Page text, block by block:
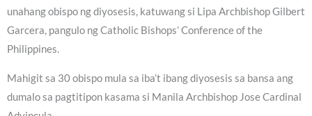
unahang obispo ng diyosesis, katuwang si Lipa Archbishop Gilbert
Garcera, pangulo ng Catholic Bishops’ Conference of the
Philippines.
Mahigit sa 30 obispo mula sa iba’t ibang diyosesis sa bansa ang
dumalo sa pagtitipon kasama si Manila Archbishop Jose Cardinal